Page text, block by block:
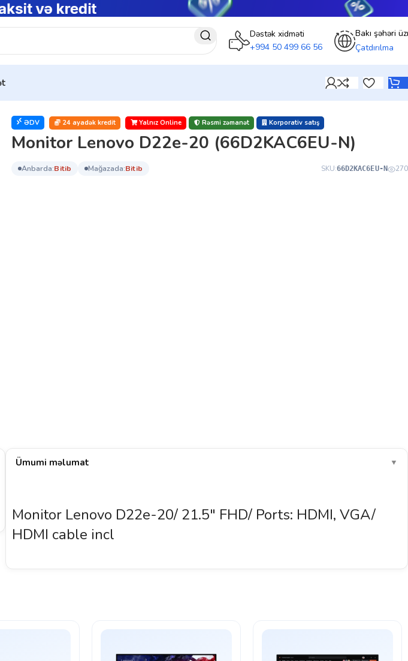
Dəstək xidməti
+994 50 499 66 56
Bakı şəhəri
Çatdırılma
ƏDV 24 ayadək kredit Yalnız Online Rəsmi zəmanət Korporativ satış
Monitor Lenovo D22e-20 (66D2KAC6EU-N)
anbarda: bi̇ti̇b mağazada: bi̇ti̇b SKU:66D2KAC6EU-N 270
Ümumi məlumat ▼
Monitor Lenovo D22e-20/ 21.5″ FHD/ Ports: HDMI, VGA/
HDMI cable incl